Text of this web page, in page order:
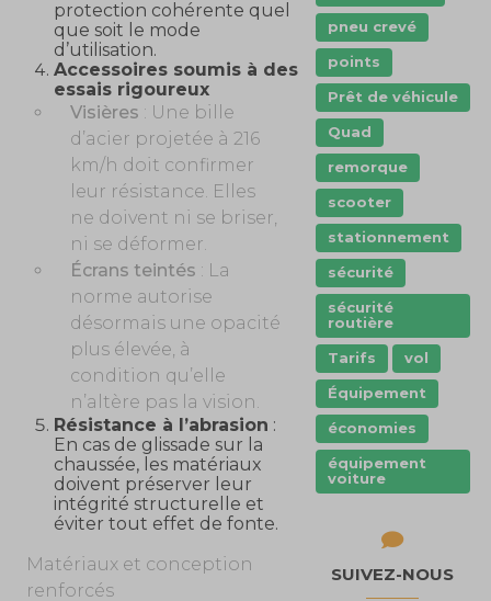
protection cohérente quel
que soit le mode
d’utilisation.
Accessoires soumis à des
essais rigoureux
Visières : Une bille
d’acier projetée à 216
km/h doit confirmer
leur résistance. Elles
ne doivent ni se briser,
ni se déformer.
Écrans teintés : La
norme autorise
désormais une opacité
plus élevée, à
condition qu’elle
n’altère pas la vision.
Résistance à l’abrasion :
En cas de glissade sur la
chaussée, les matériaux
doivent préserver leur
intégrité structurelle et
éviter tout effet de fonte.
Matériaux et conception
renforcés
pneu crevé
points
Prêt de véhicule
Quad
remorque
scooter
stationnement
sécurité
sécurité
routière
Tarifs
vol
Équipement
économies
équipement
voiture
SUIVEZ-NOUS